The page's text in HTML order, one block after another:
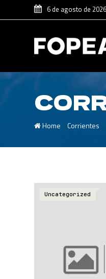
6 de agosto de 2026
Home -Corrientes
Uncategorized